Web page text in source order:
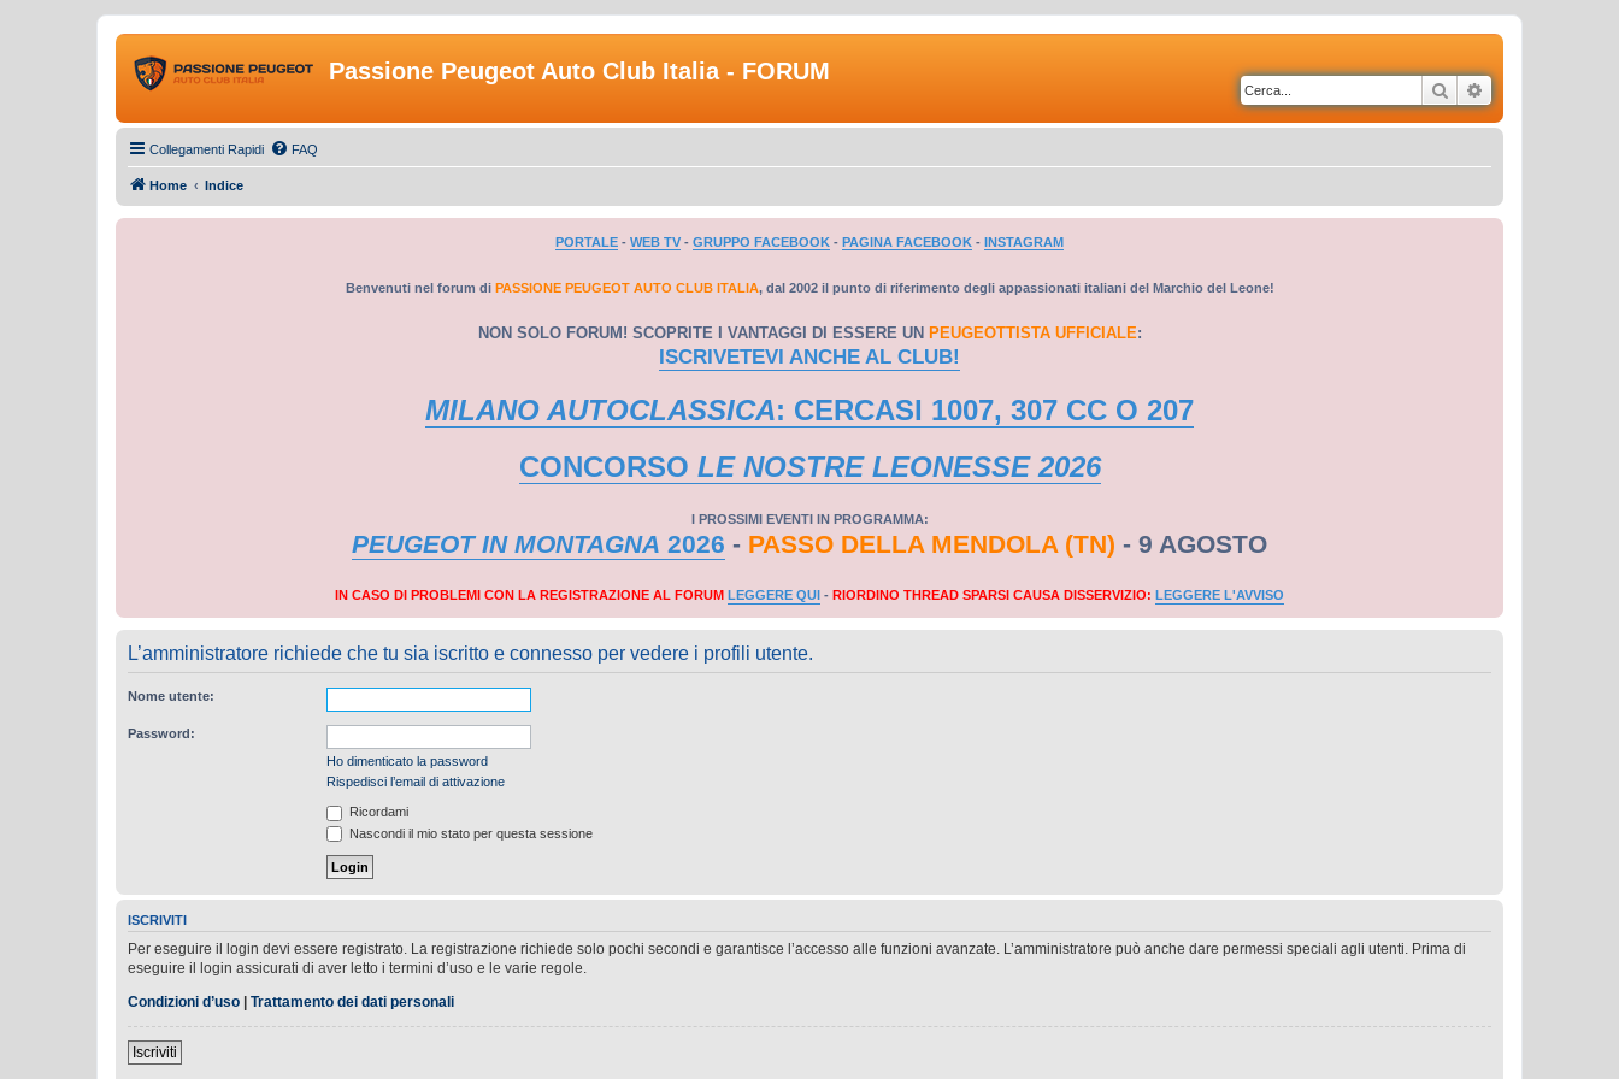
Passione Peugeot Auto Club Italia - FORUM
Cerca
Collegamenti Rapidi FAQ
Home Indice
PORTALE - WEB TV - GRUPPO FACEBOOK - PAGINA FACEBOOK - INSTAGRAM
Benvenuti nel forum di PASSIONE PEUGEOT AUTO CLUB ITALIA, dal 2002 il punto di riferimento degli appassionati italiani del Marchio del Leone!
NON SOLO FORUM! SCOPRITE I VANTAGGI DI ESSERE UN PEUGEOTTISTA UFFICIALE:
ISCRIVETEVI ANCHE AL CLUB!
MILANO AUTOCLASSICA: CERCASI 1007, 307 CC O 207
CONCORSO LE NOSTRE LEONESSE 2026
I PROSSIMI EVENTI IN PROGRAMMA:
PEUGEOT IN MONTAGNA 2026 - PASSO DELLA MENDOLA (TN) - 9 AGOSTO
IN CASO DI PROBLEMI CON LA REGISTRAZIONE AL FORUM LEGGERE QUI - RIORDINO THREAD SPARSI CAUSA DISSERVIZIO: LEGGERE L'AVVISO
L’amministratore richiede che tu sia iscritto e connesso per vedere i profili utente.
Nome utente:
Password:
Ho dimenticato la password
Rispedisci l’email di attivazione
Ricordami
Nascondi il mio stato per questa sessione
ISCRIVITI
Per eseguire il login devi essere registrato. La registrazione richiede solo pochi secondi e garantisce l’accesso alle funzioni avanzate. L’amministratore può anche dare permessi speciali agli utenti. Prima di
eseguire il login assicurati di aver letto i termini d’uso e le varie regole.
Condizioni d’uso | Trattamento dei dati personali
Iscriviti